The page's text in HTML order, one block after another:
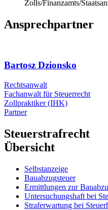
Zolls/Finanzamts/
Ansprechpartner
Bartosz Dzionsko
Rechtsanwalt
Fachanwalt für Steuerrecht
Zollpraktiker (IHK)
Partner
Steuerstrafrecht
Übersicht
Selbstanzeige
Bauabzugsteuer
Ermittlungen zur
Untersuchungshaft bei
Straferwartung bei